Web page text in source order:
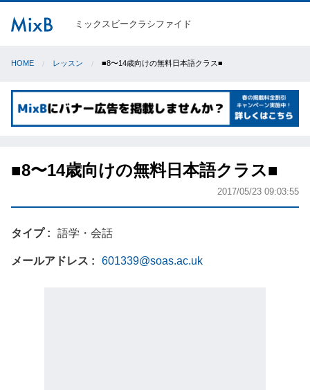
ミックスビークラシファイド
HOME レッスン ■8〜14歳向けの無料日本語クラス■
■8〜14歳向けの無料日本語クラス■
2017/05/23 09:03:55
タイプ 語学・会話
メールアドレス 601339@soas.ac.uk